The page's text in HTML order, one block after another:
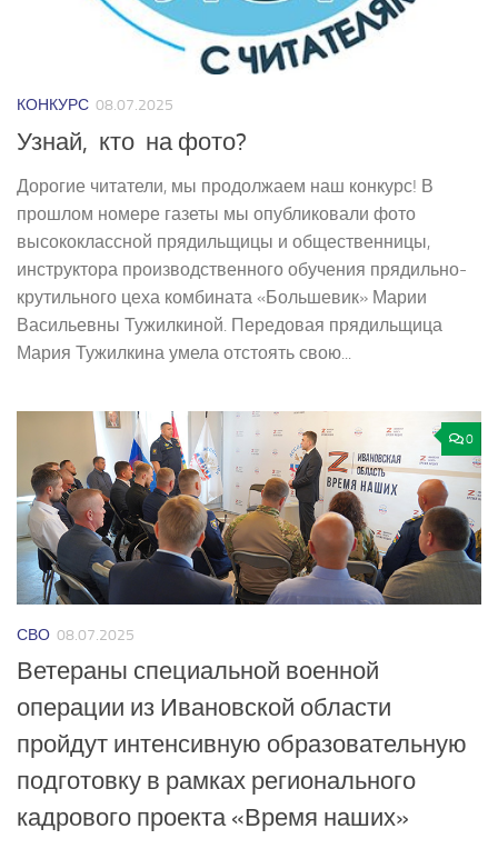
КОНКУРС 08.07.2025
Узнай, кто на фото?
Дорогие читатели, мы продолжаем наш конкурс! В
прошлом номере газеты мы опубликовали фото
высококлассной прядильщицы и общественницы,
инструктора производственного обучения прядильно­
крутильного цеха комбината «Большевик» Марии
Васильевны Тужилкиной. Передовая прядильщица
Мария Тужилкина умела отстоять свою...
0
СВО 08.07.2025
Ветераны специальной военной
операции из Ивановской области
пройдут интенсивную образовательную
подготовку в рамках регионального
кадрового проекта «Время наших»